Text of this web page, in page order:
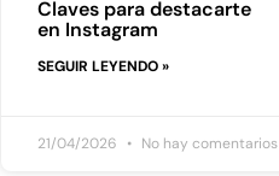
Claves para destacarte
en Instagram
SEGUIR LEYENDO »
21/04/2026 No hay comentarios